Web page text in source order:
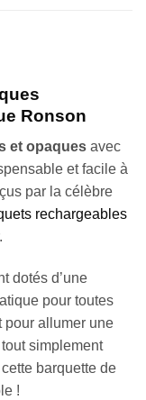
Ronson
et opaques avec
et facile à
par la célèbre
rechargeables
dotés d’une
pour toutes
pour allumer une
simplement
barquette de
!